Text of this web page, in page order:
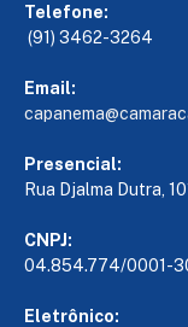
Telefone:
(91) 3462-3264
Email:
Presencial:
Rua Djalma Dutra,
CNPJ:
04.854.774/0001-
Eletrônico: